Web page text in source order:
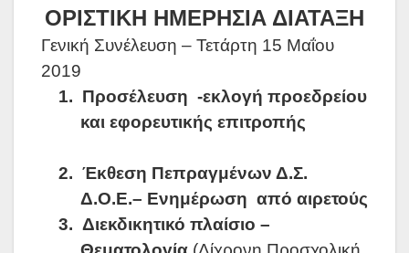
ΟΡΙΣΤΙΚΗ ΗΜΕΡΗΣΙΑ ΔΙΑΤΑΞΗ
Γενική Συνέλευση – Τετάρτη 15 Μαΐου
2019
1. Προσέλευση -εκλογή προεδρείου
και εφορευτικής επιτροπής
2. Έκθεση Πεπραγμένων Δ.Σ.
Δ.Ο.Ε.– Ενημέρωση από αιρετούς
3. Διεκδικητικό πλαίσιο –